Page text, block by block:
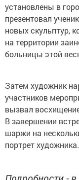
установлены в
презентовал
новых скульптур,
на территории
больницы этой
Затем художник
участников
вызвал
В завершении
шаржи на
портрет художника.